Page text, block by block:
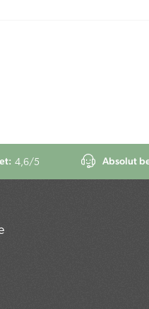
4,6/5 Absolut